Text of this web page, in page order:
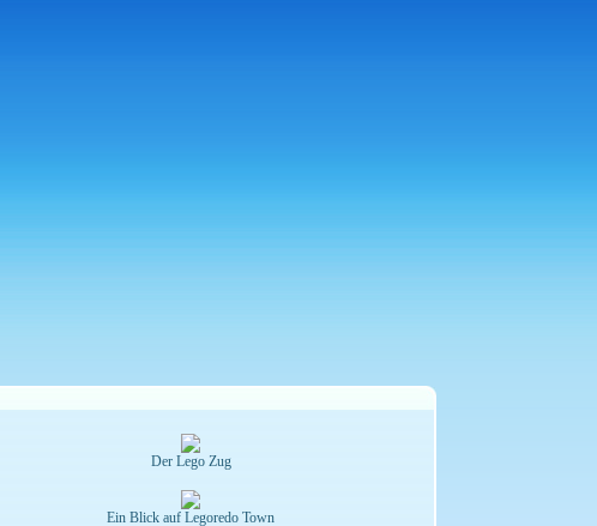
Der Lego Zug
Ein Blick auf Legoredo Town